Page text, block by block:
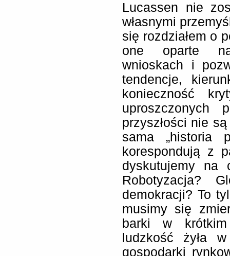
Lucassen nie
własnymi
się rozdziałem o
one oparte na
wnioskach i
tendencje,
konieczność
uproszczonych
przyszłości nie
sama „historia
korespondują z
dyskutujemy na
Robotyzacja?
demokracji? To
musimy się
barki w
ludzkość żyła
gospodarki